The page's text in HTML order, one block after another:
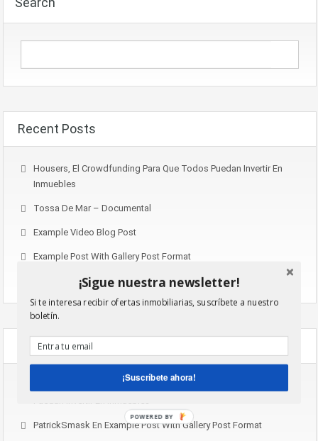
Recent Posts
Housers, El Crowdfunding Para Que Todos Puedan Invertir En
Inmuebles
Tossa De Mar – Documental
Example Video Blog Post
Example Post With Gallery Post Format
Example Post With Image Post Format
Recent Comments
Housers, El Crowdfunding Para Que Todos
Puedan Invertir En Inmuebles
PatrickSmask En Example Post With Gallery Post Format
¡Sigue nuestra newsletter!
Si te interesa recibir ofertas inmobiliarias, suscríbete a nuestro
boletín.
¡Suscríbete ahora!
POWERED BY